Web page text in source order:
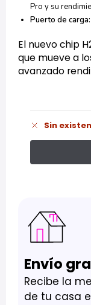
Pro y su
Puerto de carga:
El nuevo chip
que mueve a
avanzado
Sin
Envío
Recibe la
de tu casa